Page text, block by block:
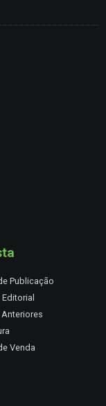
Publicação
Venda